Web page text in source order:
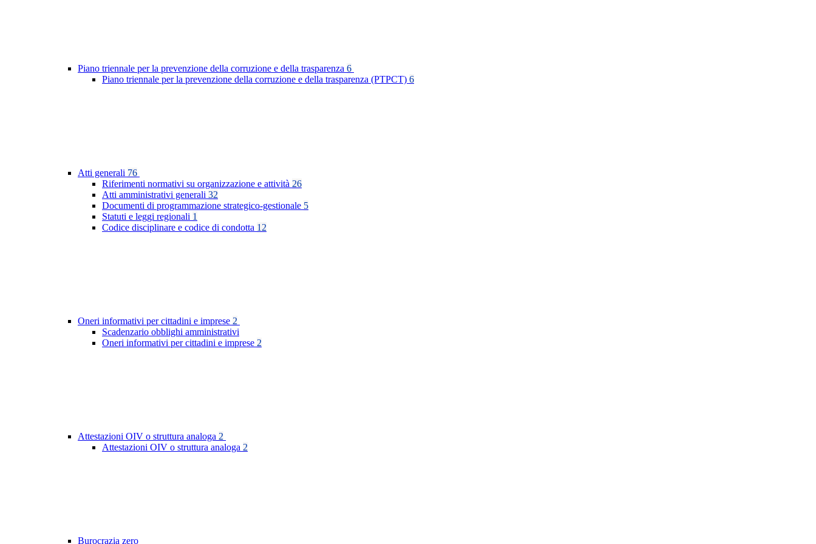
Piano triennale per la prevenzione della corruzione e della trasparenza 6
Piano triennale per la prevenzione della corruzione e della trasparenza (PTPCT) 6
Atti generali 76
Riferimenti normativi su organizzazione e attività 26
Atti amministrativi generali 32
Documenti di programmazione strategico-gestionale 5
Statuti e leggi regionali 1
Codice disciplinare e codice di condotta 12
Oneri informativi per cittadini e imprese 2
Scadenzario obblighi amministrativi
Oneri informativi per cittadini e imprese 2
Attestazioni OIV o struttura analoga 2
Attestazioni OIV o struttura analoga 2
Burocrazia zero